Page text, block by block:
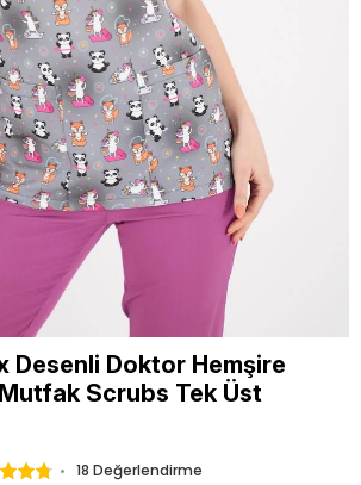
Desenli Doktor Hemşire
Scrubs Tek Üst
18 Değerlendirme